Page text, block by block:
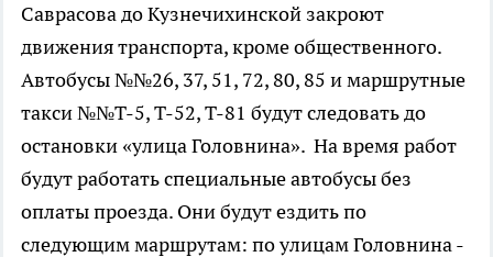
Саврасова до Кузнечихинской закроют
движения транспорта, кроме общественного.
Автобусы №№26, 37, 51, 72, 80, 85 и маршрутные
такси №№Т-5, Т-52, Т-81 будут следовать до
остановки «улица Головнина». На время работ
будут работать специальные автобусы без
оплаты проезда. Они будут ездить по
следующим маршрутам: по улицам Головнина -